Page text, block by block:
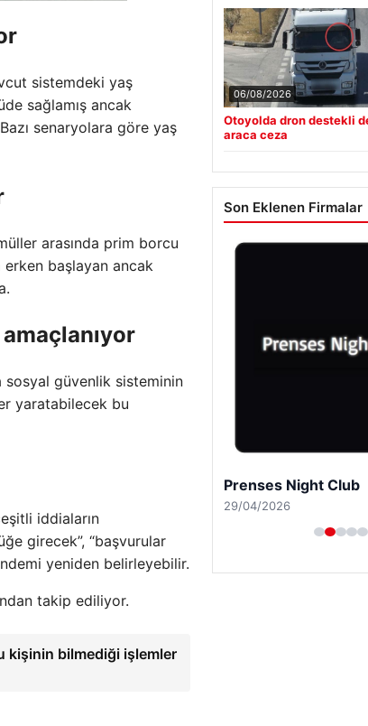
sistemdeki yaş
sağlamış ancak
senaryolara göre yaş
arasında prim borcu
erken başlayan ancak
sosyal güvenlik sisteminin
yaratabilecek bu
iddiaların
girecek”, “başvurular
yeniden belirleyebilir.
takip ediliyor.
kişinin bilmediği işlemler
06/08/2026
Otoyolda dron destekli
araca ceza
Son Eklenen Firmalar
Prenses Night Club
29/04/2026